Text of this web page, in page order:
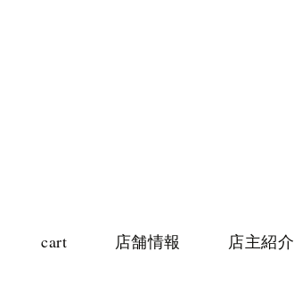
cart 店舗情報 店主紹介